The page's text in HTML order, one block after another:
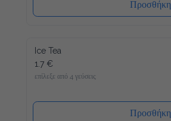
Προσθήκη
Ice Tea
1.7 €
επίλεξε από 4 γεύσεις
Προσθήκη